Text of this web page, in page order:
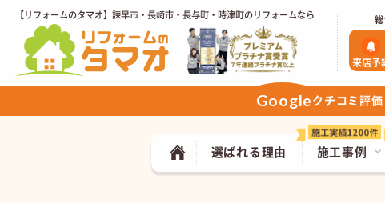
【リフォームのタマオ】諫早市・長崎市・長与町・時津町のリフォームなら
来店予
施工事例
選ばれる理由
Googleクチコミ評価